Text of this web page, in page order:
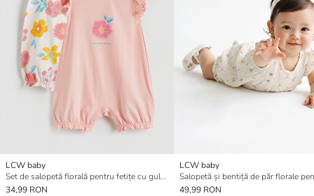
LCW baby
Set de salopetă florală pentru fetițe cu guler rotund
34,99 RON
LCW baby
49,99 RON